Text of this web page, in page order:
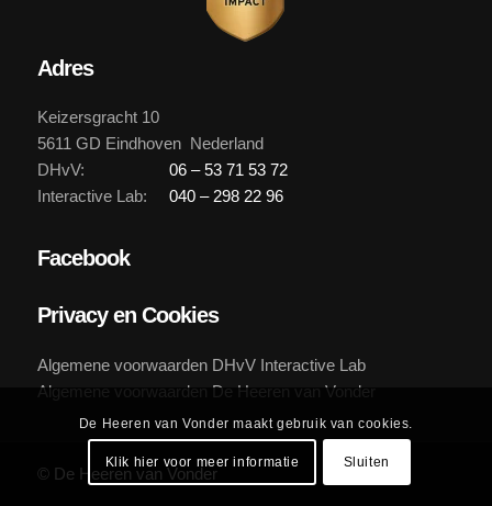
Adres
Keizersgracht 10
5611 GD Eindhoven Nederland
DHvV:
06 – 53 71 53 72
Interactive Lab:
040 – 298 22 96
Facebook
Privacy en Cookies
Algemene voorwaarden DHvV Interactive Lab
Algemene voorwaarden De Heeren van Vonder
© De Heeren van Vonder
De Heeren van Vonder maakt gebruik van cookies.
Klik hier voor meer informatie Sluiten